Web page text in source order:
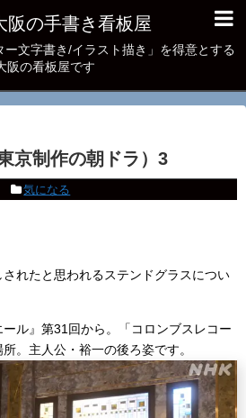
阪の手書き看板屋
ー文字書き/イラスト描き」を得意とする
阪の看板屋です
京制作の朝ドラ）3
気になる
れたと思われるステンドグラスについ
ル』第31回から。「コロンブスレコー
。主人公・裕一の後ろ姿です。